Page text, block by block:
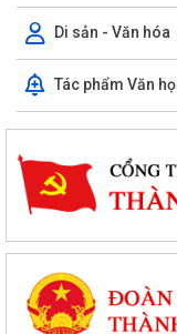
Di sản - Văn hóa
Tác phẩm Văn